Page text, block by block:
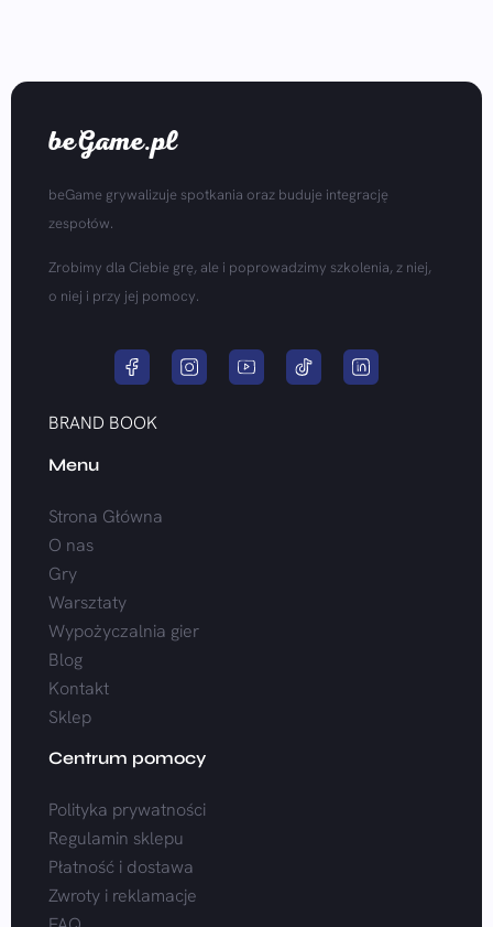
beGame.pl
beGame grywalizuje spotkania oraz buduje integrację
zespołów.
Zrobimy dla Ciebie grę, ale i poprowadzimy szkolenia, z niej,
o niej i przy jej pomocy.
BRAND BOOK
Menu
Strona Główna
O nas
Gry
Warsztaty
Wypożyczalnia gier
Blog
Kontakt
Sklep
Centrum pomocy
Polityka prywatności
Regulamin sklepu
Płatność i dostawa
Zwroty i reklamacje